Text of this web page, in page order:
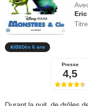
Dès 6 ans
Presse
4,5